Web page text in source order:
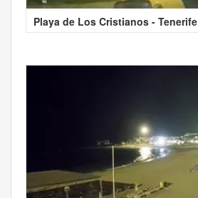
Playa de Los Cristianos - Tenerife